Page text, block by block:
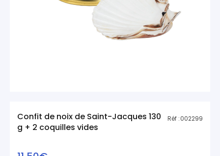
Confit de noix de Saint-Jacques 130
g + 2 coquilles vides
Réf :002299